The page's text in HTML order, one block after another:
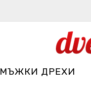
МЪЖКИ ДРЕХИ